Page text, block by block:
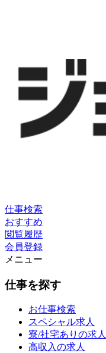
仕事検索
おすすめ
閲覧履歴
会員登録
メニュー
仕事を探す
お仕事検索
スペシャル求人
寮/社宅ありの求人
高収入の求人